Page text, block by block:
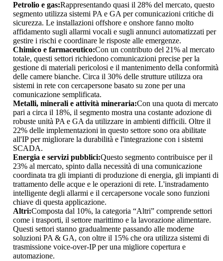
Petrolio e gas:Rappresentando quasi il 28% del mercato, questo
segmento utilizza sistemi PA e GA per comunicazioni critiche di
sicurezza. Le installazioni offshore e onshore fanno molto
affidamento sugli allarmi vocali e sugli annunci automatizzati per
gestire i rischi e coordinare le risposte alle emergenze.
Chimico e farmaceutico:Con un contributo del 21% al mercato
totale, questi settori richiedono comunicazioni precise per la
gestione di materiali pericolosi e il mantenimento della conformità
delle camere bianche. Circa il 30% delle strutture utilizza ora
sistemi in rete con cercapersone basato su zone per una
comunicazione semplificata.
Metalli, minerali e attività mineraria:Con una quota di mercato
pari a circa il 18%, il segmento mostra una costante adozione di
robuste unità PA e GA da utilizzare in ambienti difficili. Oltre il
22% delle implementazioni in questo settore sono ora abilitate
all'IP per migliorare la durabilità e l'integrazione con i sistemi
SCADA.
Energia e servizi pubblici:Questo segmento contribuisce per il
23% al mercato, spinto dalla necessità di una comunicazione
coordinata tra gli impianti di produzione di energia, gli impianti di
trattamento delle acque e le operazioni di rete. L'instradamento
intelligente degli allarmi e il cercapersone vocale sono funzioni
chiave di questa applicazione.
Altri:Composta dal 10%, la categoria “Altri” comprende settori
come i trasporti, il settore marittimo e la lavorazione alimentare.
Questi settori stanno gradualmente passando alle moderne
soluzioni PA & GA, con oltre il 15% che ora utilizza sistemi di
trasmissione voice-over-IP per una migliore copertura e
automazione.